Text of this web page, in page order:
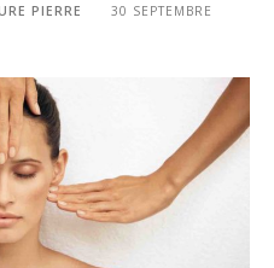
PIERRE
30 SEPTEMBRE